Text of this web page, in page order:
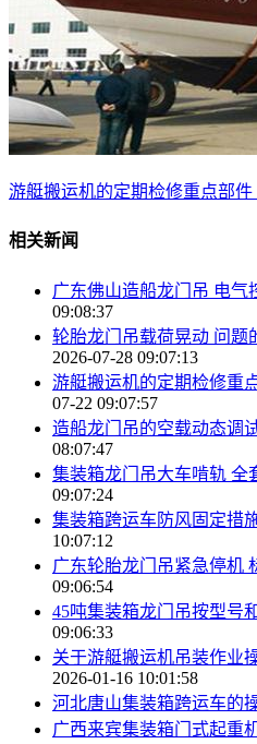
游艇搬运机的定期检修重点部
相关新闻
广东佛山造船龙门吊 电气
09:08:37
轮胎龙门吊载荷晃动 问题
2026-07-28 09:07:13
游艇搬运机的定期检修重
07-22 09:07:57
造船龙门吊的空载动态调
08:07:47
集装箱龙门吊大车啃轨 全
09:07:24
集装箱跨运车防风固定措
10:07:12
广东轮胎龙门吊紧急停机
09:06:54
45吨集装箱龙门吊按型号
09:06:33
关于游艇搬运机吊装作业
2026-01-16 10:01:58
河北唐山集装箱跨运车的
广西来宾集装箱门式起重